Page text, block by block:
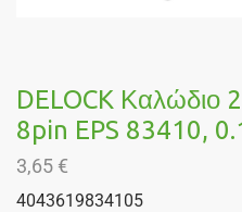
DELOCK Καλώδιο
8pin EPS 83410,
3,65 €
4043619834105